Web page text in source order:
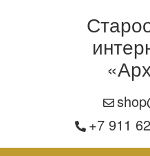
+7 911